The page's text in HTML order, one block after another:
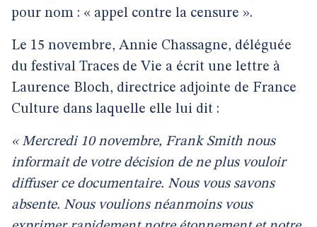
pour nom : « appel contre la censure ».
Le 15 novembre, Annie Chassagne, déléguée
du festival Traces de Vie a écrit une lettre à
Laurence Bloch, directrice adjointe de France
Culture dans laquelle elle lui dit :
« Mercredi 10 novembre, Frank Smith nous
informait de votre décision de ne plus vouloir
diffuser ce documentaire. Nous vous savons
absente. Nous voulions néanmoins vous